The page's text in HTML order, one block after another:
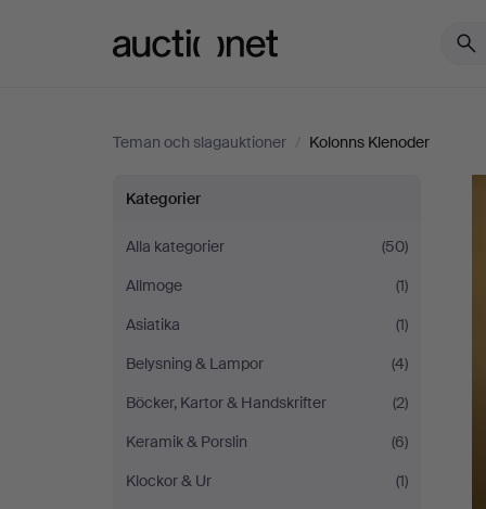
Teman och slagauktioner / Kolonns Klenoder
Kolonns
Klenoder
Kategorier
Alla kategorier
(50)
Allmoge
(1)
Asiatika
(1)
Belysning & Lampor
(4)
Böcker, Kartor & Handskrifter
(2)
Keramik & Porslin
(6)
Klockor & Ur
(1)